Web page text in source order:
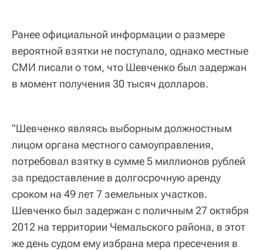
Ранее официальной информации о размере
вероятной взятки не поступало, однако местные
СМИ писали о том, что Шевченко был задержан
в момент получения 30 тысяч долларов.
"Шевченко являясь выборным должностным
лицом органа местного самоуправления,
потребовал взятку в сумме 5 миллионов рублей
за предоставление в долгосрочную аренду
сроком на 49 лет 7 земельных участков.
Шевченко был задержан с поличным 27 октября
2012 на территории Чемальского района, в этот
же день судом ему избрана мера пресечения в